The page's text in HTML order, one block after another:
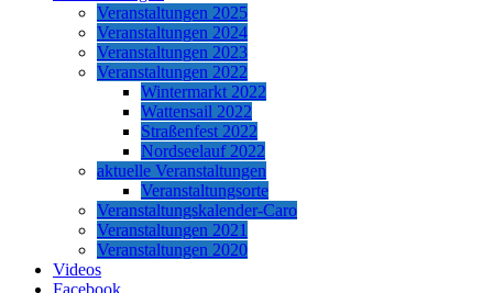
Veranstaltungen 2025
Veranstaltungen 2024
Veranstaltungen 2023
Veranstaltungen 2022
Wintermarkt 2022
Wattensail 2022
Straßenfest 2022
Nordseelauf 2022
aktuelle Veranstaltungen
Veranstaltungsorte
Veranstaltungskalender-Caro
Veranstaltungen 2021
Veranstaltungen 2020
Videos
Facebook